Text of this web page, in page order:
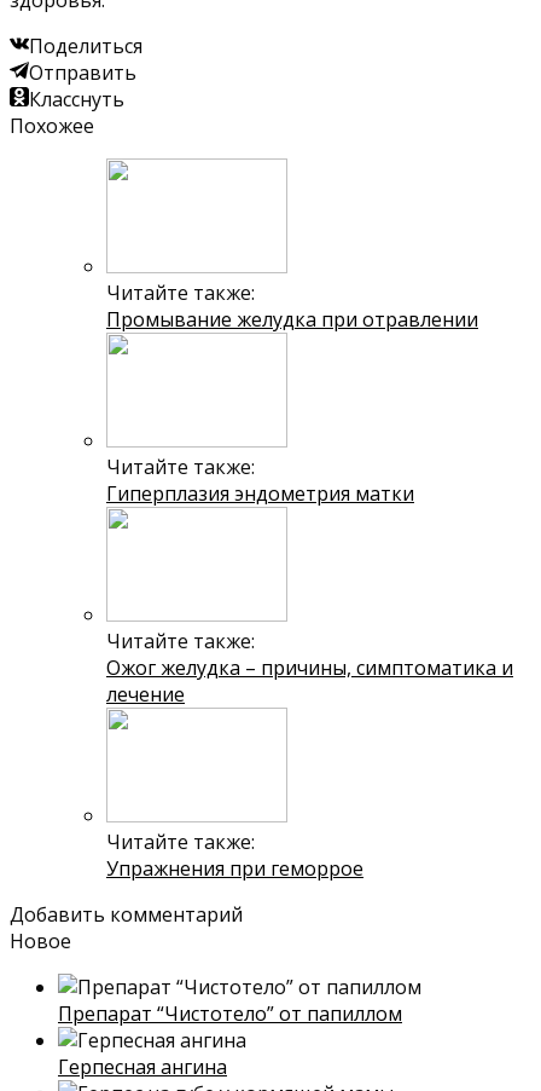
Поделиться
Отправить
Класснуть
Похожее
Читайте также:
Промывание желудка при отравлении
Читайте также:
Гиперплазия эндометрия матки
Читайте также:
Ожог желудка – причины, симптоматика и
лечение
Читайте также:
Упражнения при геморрое
Добавить комментарий
Новое
Препарат “Чистотело” от папиллом
Герпесная ангина